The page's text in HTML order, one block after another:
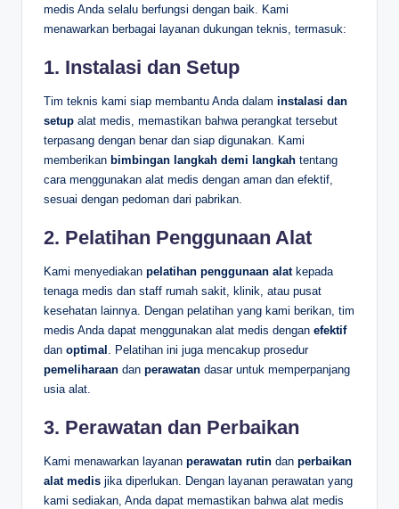
medis Anda selalu berfungsi dengan baik. Kami
menawarkan berbagai layanan dukungan teknis, termasuk:
1. Instalasi dan Setup
Tim teknis kami siap membantu Anda dalam instalasi dan
setup alat medis, memastikan bahwa perangkat tersebut
terpasang dengan benar dan siap digunakan. Kami
memberikan bimbingan langkah demi langkah tentang
cara menggunakan alat medis dengan aman dan efektif,
sesuai dengan pedoman dari pabrikan.
2. Pelatihan Penggunaan Alat
Kami menyediakan pelatihan penggunaan alatkepada
tenaga medis dan staff rumah sakit, klinik, atau pusat
kesehatan lainnya. Dengan pelatihan yang kami berikan, tim
medis Anda dapat menggunakan alat medis dengan efektif
dan optimal . Pelatihan ini juga mencakup prosedur
pemeliharaan dan perawatan dasar untuk memperpanjang
usia alat.
3. Perawatan dan Perbaikan
Kami menawarkan layanan perawatan rutin dan perbaikan
alat medis jika diperlukan. Dengan layanan perawatan yang
kami sediakan, Anda dapat memastikan bahwa alat medis